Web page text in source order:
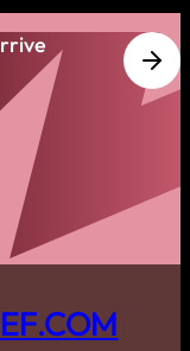
EF.COM